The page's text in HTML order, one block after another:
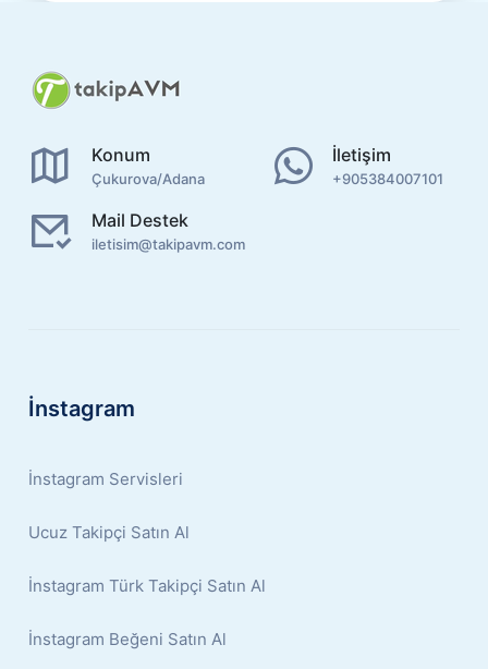
Konum
Çukurova/Adana
İletişim
+905384007101
Mail Destek
iletisim@takipavm.com
İnstagram
İnstagram Servisleri
Ucuz Takipçi Satın Al
İnstagram Türk Takipçi Satın Al
İnstagram Beğeni Satın Al